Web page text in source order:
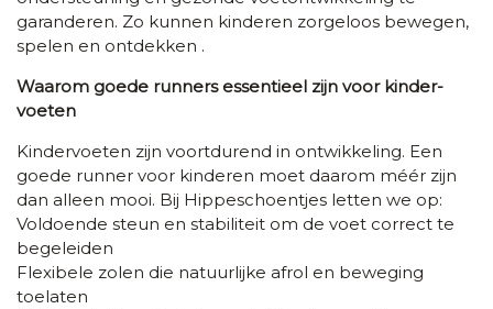
garanderen. Zo kunnen kinderen zorgeloos bewegen,
spelen en ontdekken .
Waarom goede runners essentieel zijn voor kinder­
voeten
Kinder­voeten zijn voortdurend in ontwikkeling. Een
goede runner voor kinderen moet daarom méér zijn
dan alleen mooi. Bij Hippeschoentjes letten we op:
Voldoende steun en stabiliteit om de voet correct te
begeleiden
Flexibele zolen die natuurlijke afrol en beweging
toelaten